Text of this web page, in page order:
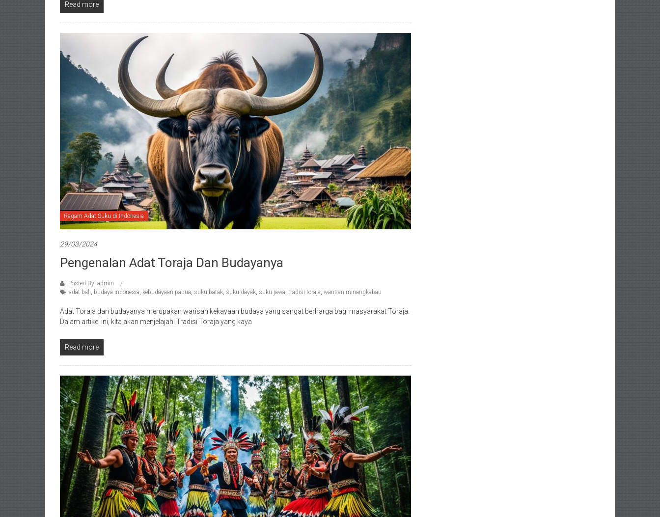
Read more
Ragam Adat Suku di Indonesia
29/03/2024
Pengenalan Adat Toraja Dan Budayanya
Posted By: admin
adat bali, budaya indonesia, kebudayaan papua, suku batak, suku dayak, suku jawa, tradisi toraja, warisan minangkabau
Adat Toraja dan budayanya merupakan warisan kekayaan budaya yang sangat berharga bagi masyarakat Toraja.
Dalam artikel ini, kita akan menjelajahi Tradisi Toraja yang kaya
Read more